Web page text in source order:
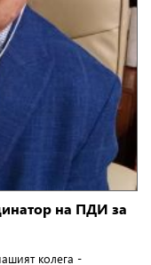
на ПДИ за
колега -